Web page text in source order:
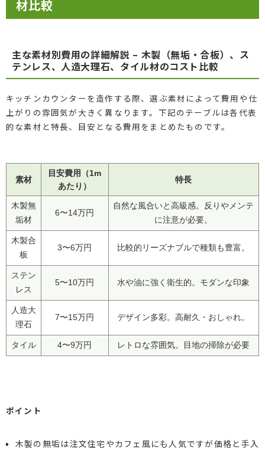
材比較
主な素材別費用の詳細解説 – 木製（無垢・合板）、ス
テンレス、人造大理石、タイル材のコスト比較
キッチンカウンターを造作する際、選ぶ素材によって費用や仕
上がりの雰囲気が大きく異なります。下記のテーブルは各代表
的な素材と特長、目安となる費用をまとめたものです。
素材
目安費用（1m
あたり）
特長
木製無
垢材
6〜14万円
自然な風合いと高級感。反りやメンテ
に注意が必要。
木製合
板
3〜6万円 比較的リーズナブルで種類も豊富。
ステン
レス
5〜10万円 水や油に強く衛生的。モダンな印象
人造大
理石
7〜15万円 デザイン多彩。高耐久・おしゃれ。
タイル 4〜9万円 レトロな雰囲気。目地の掃除が必要
ポイント
木製の無垢は注文住宅やカフェ風にも人気ですが価格と手入